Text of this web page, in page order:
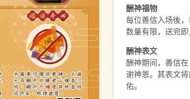
酬神福物
每位善信入场後
数量有限，送完即
酬神表文
酬神期间，善信
谢神恩。其表文
佑。